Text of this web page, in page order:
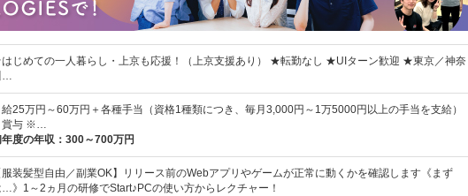
じめての一人暮らし・上京も応援！（上京支援あり） ★転勤なし ★UIターン歓迎 ★東京／神奈
…
給25万円～60万円＋各種手当（資格1種類につき、毎月3,000円～1万5000円以上の手当を支給）
賞与 ※…
度の年収： 300～700万円
服装髪型自由／副業OK】リリース前のWebアプリやゲームが正常に動くかを確認します《まず
》1～2ヵ月の研修でStart♪PCの使い方からレクチャー！